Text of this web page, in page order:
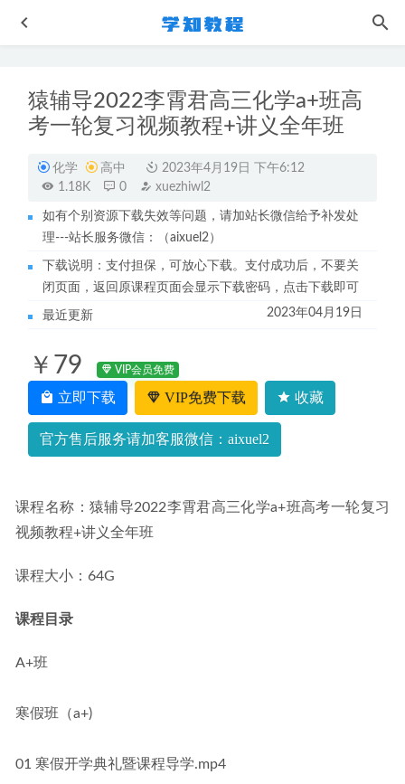
猿辅导2022李霄君高三化学a+班高
考一轮复习视频教程+讲义全年班
化学 高中
2023年4月19日 下午6:12
1.18K
0 xuezhiwl2
如有个别资源下载失效等问题，请加站长微信给予补发处
理---站长服务微信：（aixuel2）
下载说明：支付担保，可放心下载。支付成功后，不要关
闭页面，返回原课程页面会显示下载密码，点击下载即可
最近更新 2023年04月19日
￥79 VIP会员免费
立即下载 VIP免费下载 收藏
官方售后服务请加客服微信：aixuel2
课程名称：猿辅导2022李霄君高三化学a+班高考一轮复习
视频教程+讲义全年班
课程大小：64G
课程目录
A+班
寒假班（a+)
01 寒假开学典礼暨课程导学.mp4
21年6月刘晓艳团队英语六级考证视频教程+讲义 2022-12-02
作业帮高中语文教程2021年高考语文复习资料讲义+视频教
程
2022-09-01
人教版初一地理七年级教程全年班 2023-09-23
高中生物网课教程2023周芳煜高三生物视频教程学习资料下
2023陶然高三英语高考一二三轮复习教程全年班